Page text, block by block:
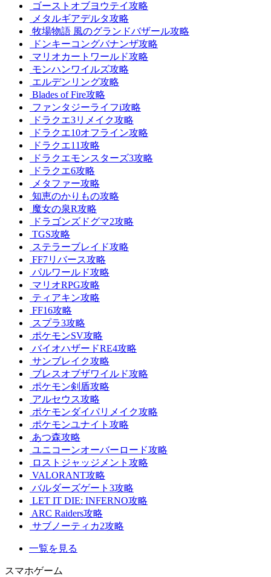
ゴーストオブヨウテイ攻略
メタルギアデルタ攻略
牧場物語 風のグランドバザール攻略
ドンキーコングバナンザ攻略
マリオカートワールド攻略
モンハンワイルズ攻略
エルデンリング攻略
Blades of Fire攻略
ファンタジーライフi攻略
ドラクエ3リメイク攻略
ドラクエ10オフライン攻略
ドラクエ11攻略
ドラクエモンスターズ3攻略
ドラクエ6攻略
メタファー攻略
知恵のかりもの攻略
魔女の泉R攻略
ドラゴンズドグマ2攻略
TGS攻略
ステラーブレイド攻略
FF7リバース攻略
パルワールド攻略
マリオRPG攻略
ティアキン攻略
FF16攻略
スプラ3攻略
ポケモンSV攻略
バイオハザードRE4攻略
サンブレイク攻略
ブレスオブザワイルド攻略
ポケモン剣盾攻略
アルセウス攻略
ポケモンダイパリメイク攻略
ポケモンユナイト攻略
あつ森攻略
ユニコーンオーバーロード攻略
ロストジャッジメント攻略
VALORANT攻略
バルダーズゲート3攻略
LET IT DIE: INFERNO攻略
ARC Raiders攻略
サブノーティカ2攻略
一覧を見る
スマホゲーム